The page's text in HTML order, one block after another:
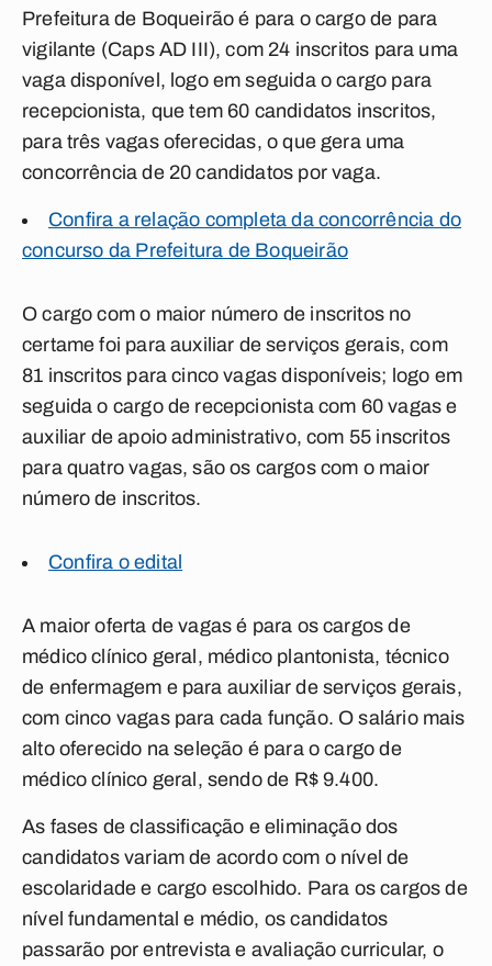
Prefeitura de Boqueirão é para o cargo de para
vigilante (Caps AD III), com 24 inscritos para uma
vaga disponível, logo em seguida o cargo para
recepcionista, que tem 60 candidatos inscritos,
para três vagas oferecidas, o que gera uma
concorrência de 20 candidatos por vaga.
Confira a relação completa da concorrência do
concurso da Prefeitura de Boqueirão
O cargo com o maior número de inscritos no
certame foi para auxiliar de serviços gerais, com
81 inscritos para cinco vagas disponíveis; logo em
seguida o cargo de recepcionista com 60 vagas e
auxiliar de apoio administrativo, com 55 inscritos
para quatro vagas, são os cargos com o maior
número de inscritos.
Confira o edital
A maior oferta de vagas é para os cargos de
médico clínico geral, médico plantonista, técnico
de enfermagem e para auxiliar de serviços gerais,
com cinco vagas para cada função. O salário mais
alto oferecido na seleção é para o cargo de
médico clínico geral, sendo de R$ 9.400.
As fases de classificação e eliminação dos
candidatos variam de acordo com o nível de
escolaridade e cargo escolhido. Para os cargos de
nível fundamental e médio, os candidatos
passarão por entrevista e avaliação curricular, o